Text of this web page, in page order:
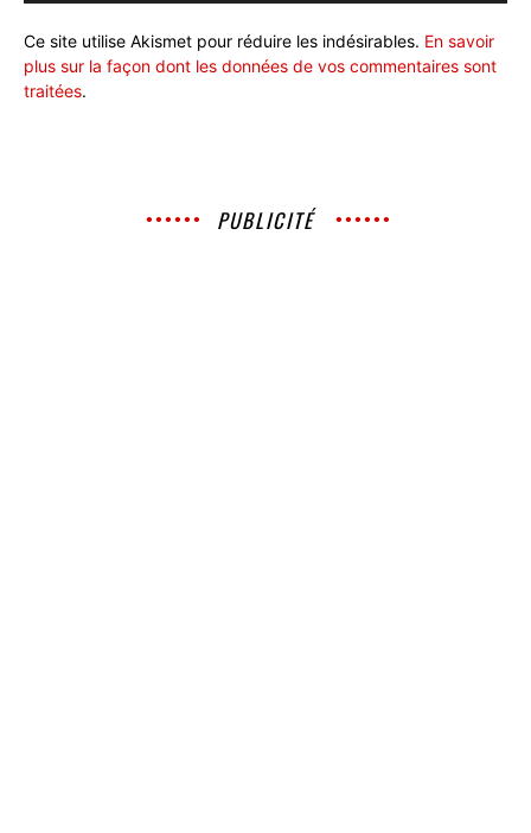
Ce site utilise Akismet pour réduire les indésirables. En savoir
plus sur la façon dont les données de vos commentaires sont
traitées.
PUBLICITÉ